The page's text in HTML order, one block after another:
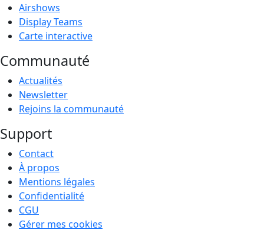
Airshows
Display Teams
Carte interactive
Communauté
Actualités
Newsletter
Rejoins la communauté
Support
Contact
À propos
Mentions légales
Confidentialité
CGU
Gérer mes cookies